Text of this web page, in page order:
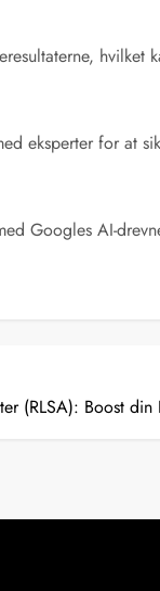
eksperter for at
Googles AI-
(RLSA): Boost din